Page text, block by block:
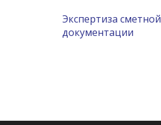
Экспертиза сметной
документации